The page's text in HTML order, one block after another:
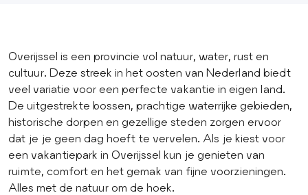
Overijssel is een provincie vol natuur, water, rust en
cultuur. Deze streek in het oosten van Nederland biedt
veel variatie voor een perfecte vakantie in eigen land.
De uitgestrekte bossen, prachtige waterrijke gebieden,
historische dorpen en gezellige steden zorgen ervoor
dat je je geen dag hoeft te vervelen. Als je kiest voor
een vakantiepark in Overijssel kun je genieten van
ruimte, comfort en het gemak van fijne voorzieningen.
Alles met de natuur om de hoek.